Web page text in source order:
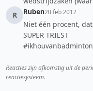
R
Ruben20 feb 2012
Niet één procent,
SUPER TRIEST
Reacties zijn afkomstig uit de
reactiesysteem.